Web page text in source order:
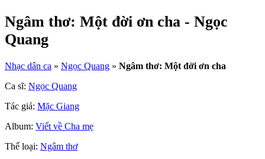
Ngâm thơ: Một đời ơn cha - Ngọc
Quang
Nhạc dân ca » Ngọc Quang » Ngâm thơ: Một đời ơn cha
Ca sĩ: Ngọc Quang
Tác giả: Mặc Giang
Album: Viết về Cha mẹ
Thể loại: Ngâm thơ